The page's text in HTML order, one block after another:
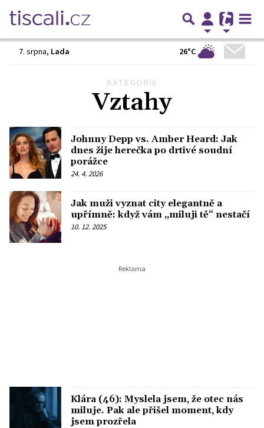
7. srpna, Lada 26°C
KATEGORIE
Vztahy
Johnny Depp vs. Amber Heard: Jak
dnes žije herečka po drtivé soudní
porážce
24. 4. 2026
Jak muži vyznat city elegantně a
upřímně: když vám „miluji tě“ nestačí
10. 12. 2025
Klára (46): Myslela jsem, že otec nás
miluje. Pak ale přišel moment, kdy
jsem prozřela
… 25 Další